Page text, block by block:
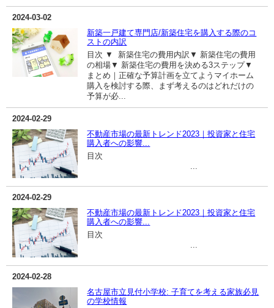
2024-03-02
新築一戸建て専門店/新築住宅を購入する際のコ
ストの内訳
目次 ▼ 新築住宅の費用内訳▼ 新築住宅の費用
の相場▼ 新築住宅の費用を決める3ステップ▼
まとめ｜正確な予算計画を立てようマイホーム
購入を検討する際、まず考えるのはどれだけの
予算が必...
2024-02-29
不動産市場の最新トレンド2023｜投資家と住宅
購入者への影響...
目次
2024-02-29
不動産市場の最新トレンド2023｜投資家と住宅
購入者への影響...
目次
...
2024-02-28
名古屋市立見付小学校: 子育てを考える家族必見
の学校情報